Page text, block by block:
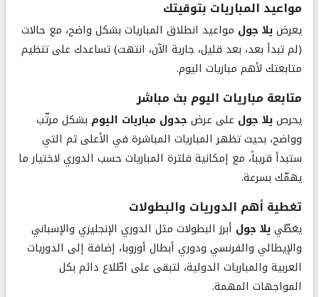
مواعيد المباريات بتوقيتك
يعرضيلا جول مواعيد انطلاق المباريات بشكل واضح، مع حالات
(لم تبدأ بعد، بعد قليل، جارية الآن، انتهت) تساعدك على تنظيم
متابعتك لأهم مباريات اليوم.
متابعة مباريات اليوم بث مباشر
يحرصيلا جول على عرض جدول مباريات اليوم بشكل مرتّب
وواضح، بحيث تظهر المباريات المباشرة في الأعلى ثم التي
ستبدأ قريباً، مع إمكانية فلترة المباريات حسب الدوري لاختيار ما
يهمّك بسرعة.
تغطية أهم الدوريات والبطولات
يغطّييلا جول أبرز البطولات مثل الدوري الإنجليزي والإسباني
والإيطالي والفرنسي ودوري أبطال أوروبا، إضافة إلى الدوريات
العربية والمباريات الدولية، لتبقى على اطّلاع دائم بكل
المواجهات المهمة.